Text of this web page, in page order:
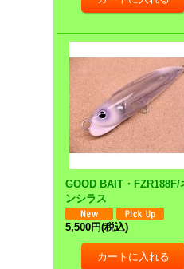
GOOD BAIT・FZR188F/
ンシラス
5,500円(税込)